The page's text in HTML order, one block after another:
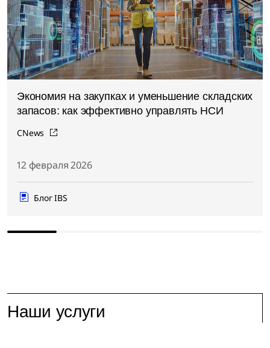
Экономия на закупках и уменьшение складских
запасов: как эффективно управлять НСИ
CNews
12 февраля 2026
Блог IBS
Наши услуги